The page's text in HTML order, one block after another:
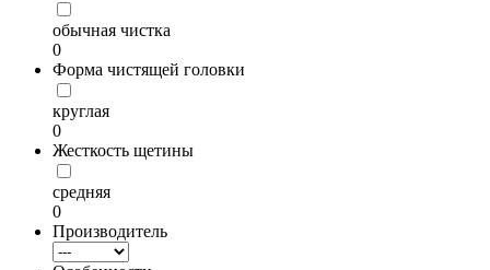
обычная чистка
0
Форма чистящей головки
круглая
0
Жесткость щетины
средняя
0
Производитель